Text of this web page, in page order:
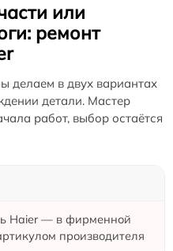
или
ремонт
делаем в двух вариантах
детали. Мастер
работ, выбор остаётся
Haier — в фирменной
производителя